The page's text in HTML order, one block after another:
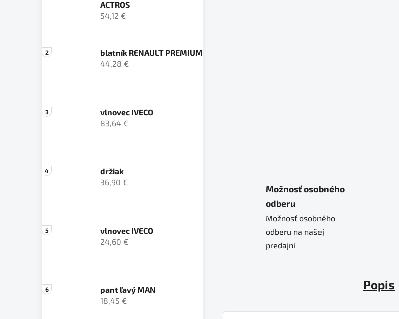
ACTROS
54,12 €
blatník RENAULT PREMIUM
44,28 €
vlnovec IVECO
83,64 €
držiak
36,90 €
vlnovec IVECO
24,60 €
pant ľavý MAN
18,45 €
Možnosť osobného
odberu
Možnosť osobného
odberu na našej
predajni
Popis